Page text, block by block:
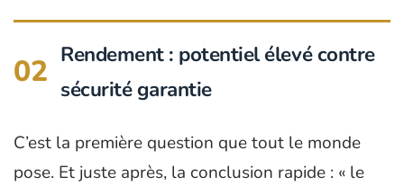
02 Rendement : potentiel élevé contre
sécurité garantie
C’est la première question que tout le monde
pose. Et juste après, la conclusion rapide : « le